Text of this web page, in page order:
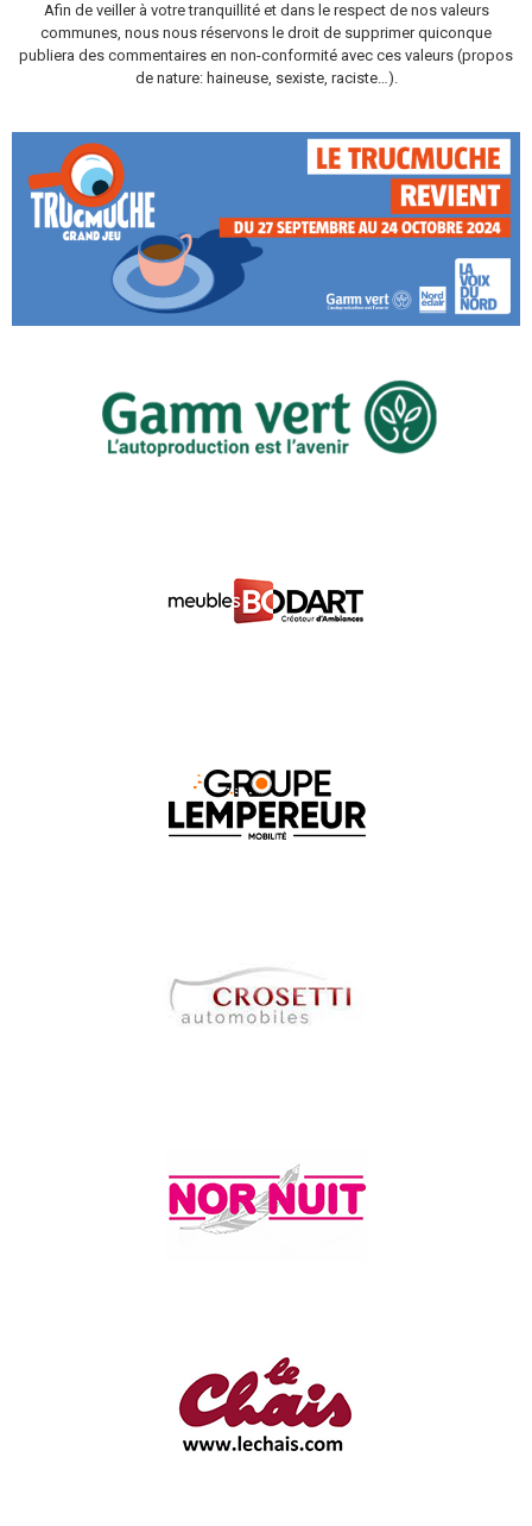
Afin de veiller à votre tranquillité et dans le respect de nos valeurs
communes, nous nous réservons le droit de supprimer quiconque
publiera des commentaires en non-conformité avec ces valeurs (propos
de nature: haineuse, sexiste, raciste…).